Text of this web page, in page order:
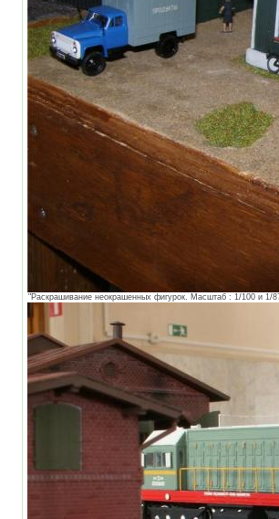
"Раскрашивание неокрашенных фигурок. Масштаб : 1/100 и 1/